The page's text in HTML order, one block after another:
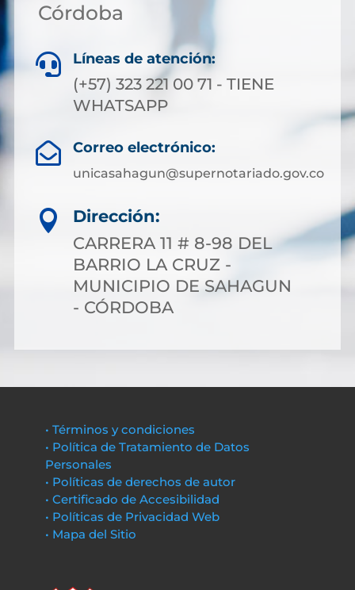
Córdoba
 Líneas de atención:
(+57) 323 221 00 71 - TIENE
WHATSAPP
 Correo electrónico:
unicasahagun@supernotariado.gov.co

Dirección:
CARRERA 11 # 8-98 DEL
BARRIO LA CRUZ -
MUNICIPIO DE SAHAGUN
- CÓRDOBA
• Términos y condiciones
• Política de Tratamiento de Datos
Personales
• Políticas de derechos de autor
• Certificado de Accesibilidad
• Políticas de Privacidad Web
• Mapa del Sitio